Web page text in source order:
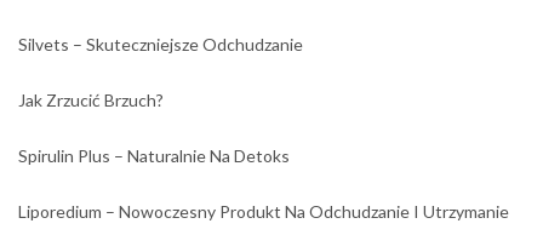
Silvets – Skuteczniejsze Odchudzanie
Jak Zrzucić Brzuch?
Spirulin Plus – Naturalnie Na Detoks
Liporedium – Nowoczesny Produkt Na Odchudzanie I Utrzymanie